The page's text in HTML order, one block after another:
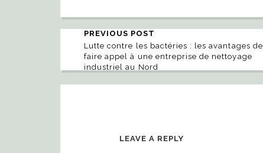
PREVIOUS POST
Lutte contre les bactéries : les avantages de
faire appel à une entreprise de nettoyage
industriel au Nord
LEAVE A REPLY